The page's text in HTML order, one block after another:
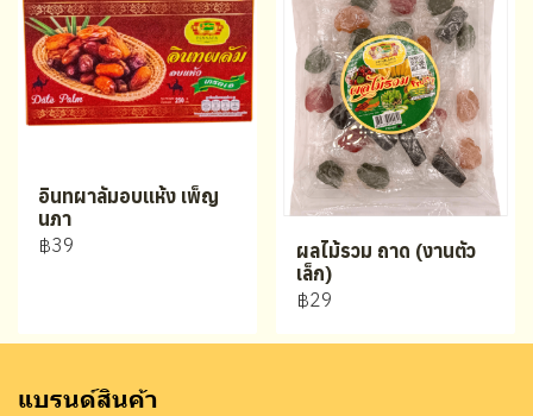
อินทผาลัมอบแห้ง เพ็ญ
นภา
฿39
ผลไม้รวม ถาด (งานตัว
เล็ก)
฿29
แบรนด์สินค้า